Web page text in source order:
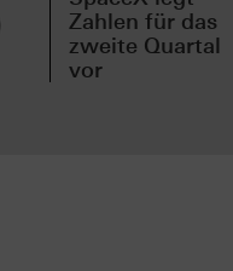
Zahlen für das
zweite Quartal
vor